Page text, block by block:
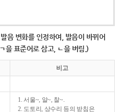
음 변화를 인정하여, 발음이 바뀌어
을 표준어로 삼고, ㄴ을 버림.)
비고
1. 서울~, 알~, 찰~.
2. 도토리, 상수리 등의 받침은